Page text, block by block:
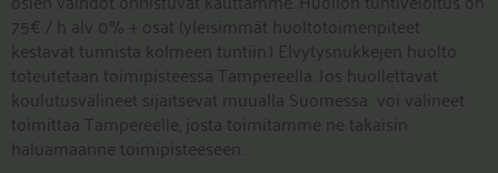
75€ / h alv 0% + osat (yleisimmät huoltotoimenpiteet
kestävät tunnista kolmeen tuntiin.) Elvytysnukkejen huolto
toteutetaan toimipisteessä Tampereella. Jos huollettavat
koulutusvälineet sijaitsevat muualla Suomessa voi välineet
toimittaa Tampereelle, josta toimitamme ne takaisin
haluamaanne toimipisteeseen.